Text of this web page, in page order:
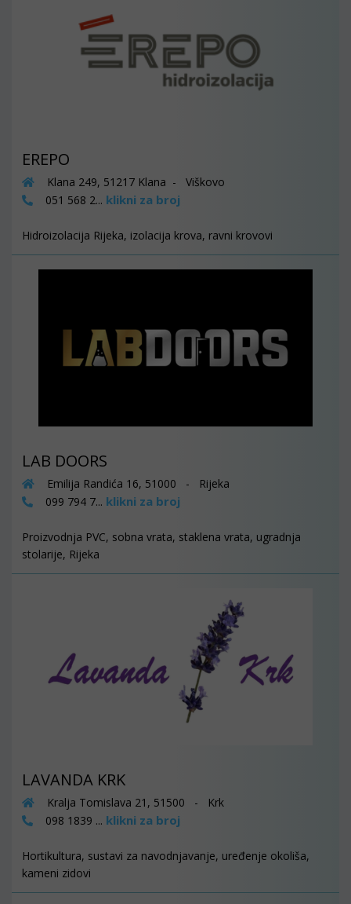
EREPO
Klana 249, 51217 Klana - Viškovo
051 568 2... klikni za broj
Hidroizolacija Rijeka, izolacija krova, ravni krovovi
LAB DOORS
Emilija Randića 16, 51000 - Rijeka
099 794 7... klikni za broj
Proizvodnja PVC, sobna vrata, staklena vrata, ugradnja
stolarije, Rijeka
LAVANDA KRK
Kralja Tomislava 21, 51500 - Krk
098 1839 ... klikni za broj
Hortikultura, sustavi za navodnjavanje, uređenje okoliša,
kameni zidovi